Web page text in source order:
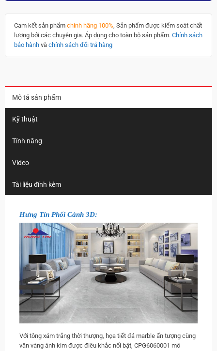
Cam kết sản phẩm chính hãng 100% , Sản phẩm được kiểm soát chất
lượng bởi các chuyên gia. Áp dụng cho toàn bộ sản phẩm. Chính sách
bảo hành và chính sách đổi trả hàng
Mô tả sản phẩm
Kỹ thuật
Tính năng
Video
Tài liệu đính kèm
Hưng Tín Phối Cảnh 3D:
Với tông xám trắng thời thượng, họa tiết đá marble ấn tượng cùng
vân vàng ánh kim được điêu khắc nổi bật, CPG6060001 mô